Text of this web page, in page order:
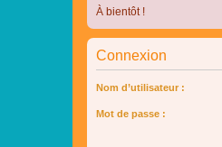
À bientôt !
Connexion
Nom d’utilisateur :
Mot de passe :